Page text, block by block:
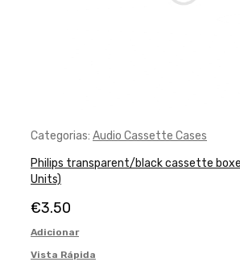
Categorias: Audio Cassette Cases
Philips transparent/black cassette
Units)
€3.50
Adicionar
Vista Rápida